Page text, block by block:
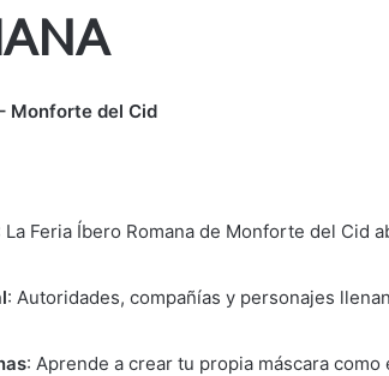
– Monforte del Cid
La Feria Íbero Romana de Monforte del Cid
: Autoridades, compañías y personajes
: Aprende a crear tu propia máscara como